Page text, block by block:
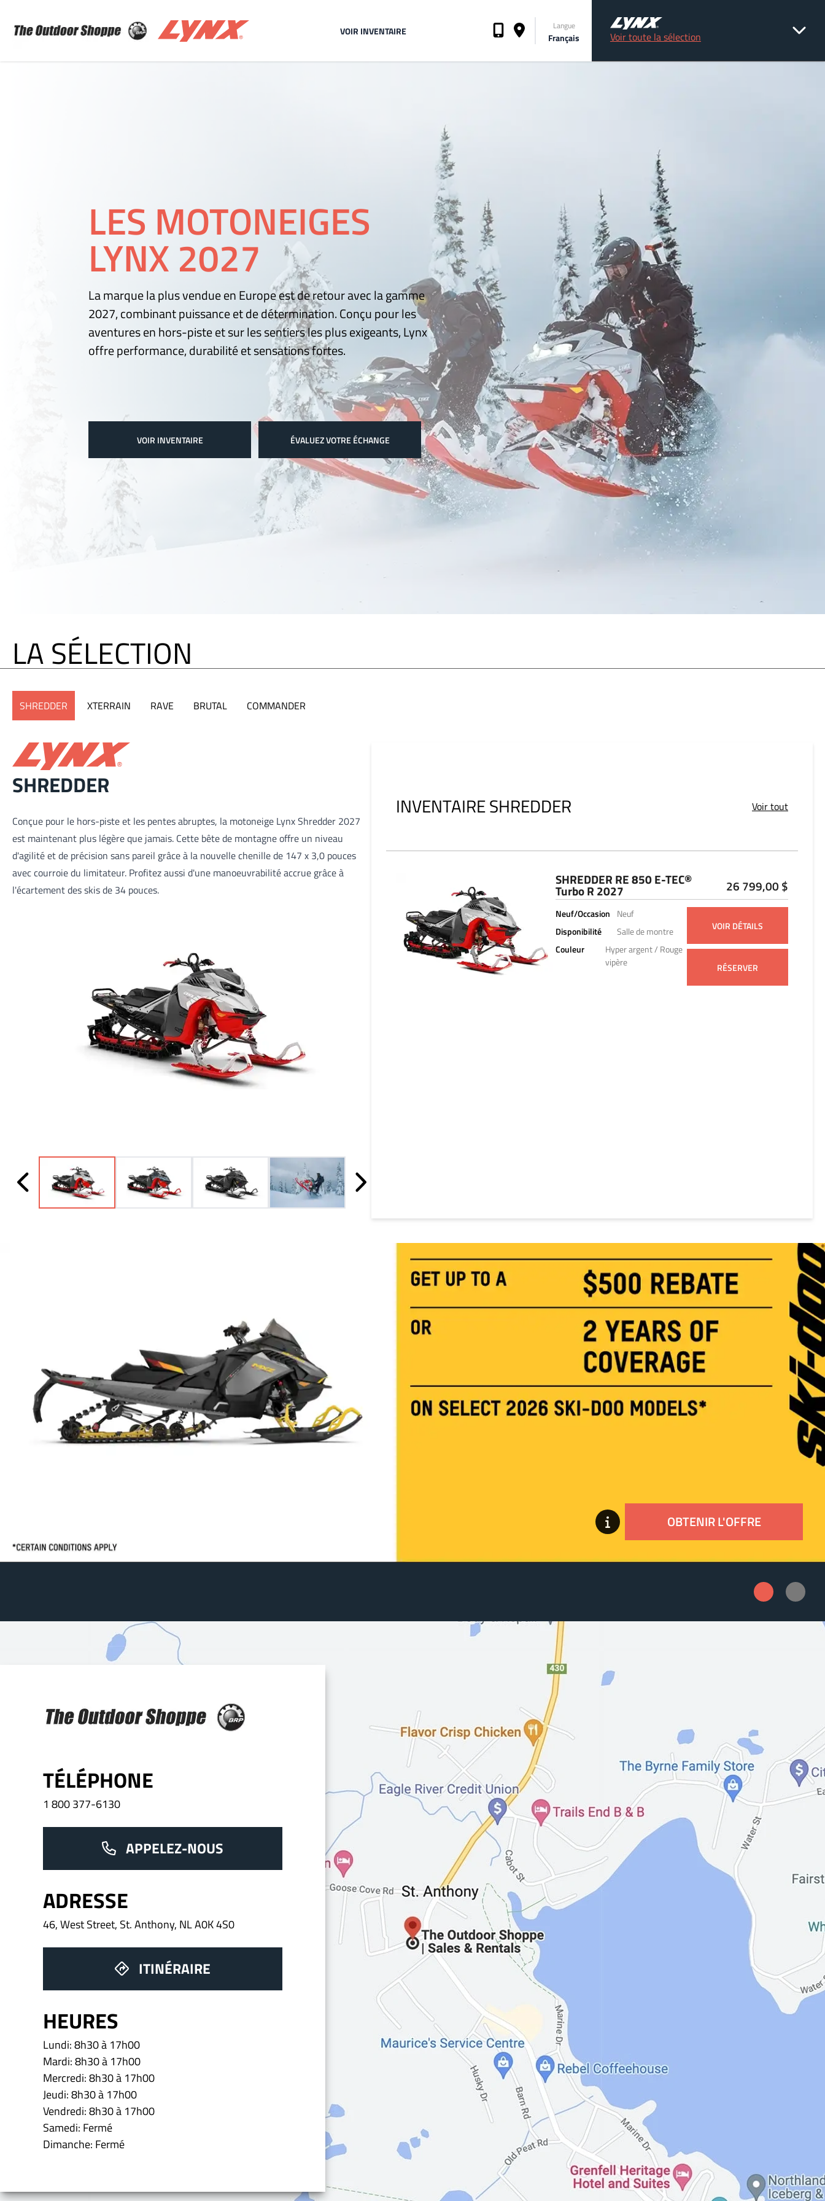
The Outdoor Shoppe Sales & Rentals
VOIR INVENTAIRE Langue
Français Voir toute la sélection
LES MOTONEIGES
LYNX 2027
La marque la plus vendue en Europe est de retour avec la gamme
2027, combinant puissance et de détermination. Conçu pour les
aventures en hors-piste et sur les sentiers les plus exigeants, Lynx
offre performance, durabilité et sensations fortes.
VOIR INVENTAIRE ÉVALUEZ VOTRE ÉCHANGE
LA SÉLECTION
SHREDDER XTERRAIN RAVE BRUTAL COMMANDER
SHREDDER
Conçue pour le hors-piste et les pentes abruptes, la motoneige Lynx Shredder 2027
est maintenant plus légère que jamais. Cette bête de montagne offre un niveau
d'agilité et de précision sans pareil grâce à la nouvelle chenille de 147 x 3,0 pouces
avec courroie du limitateur. Profitez aussi d'une manoeuvrabilité accrue grâce à
l'écartement des skis de 34 pouces.
INVENTAIRE SHREDDER Voir tout
SHREDDER RE 850 E-TEC®
Turbo R 2027 26 799,00 $
Neuf/Occasion
Neuf
Disponibilité
Salle de montre
Couleur
Hyper argent / Rouge
vipère
VOIR DÉTAILS
RÉSERVER
OBTENIR L'OFFRE
Promo1Promo
TÉLÉPHONE
1 800 377-6130
APPELEZ-NOUS
ADRESSE
46, West Street, St. Anthony, NL A0K 4S0
ITINÉRAIRE
HEURES
Lundi: 8h30 à 17h00
Mardi: 8h30 à 17h00
Mercredi: 8h30 à 17h00
Jeudi: 8h30 à 17h00
Vendredi: 8h30 à 17h00
Samedi: Fermé
Dimanche: Fermé